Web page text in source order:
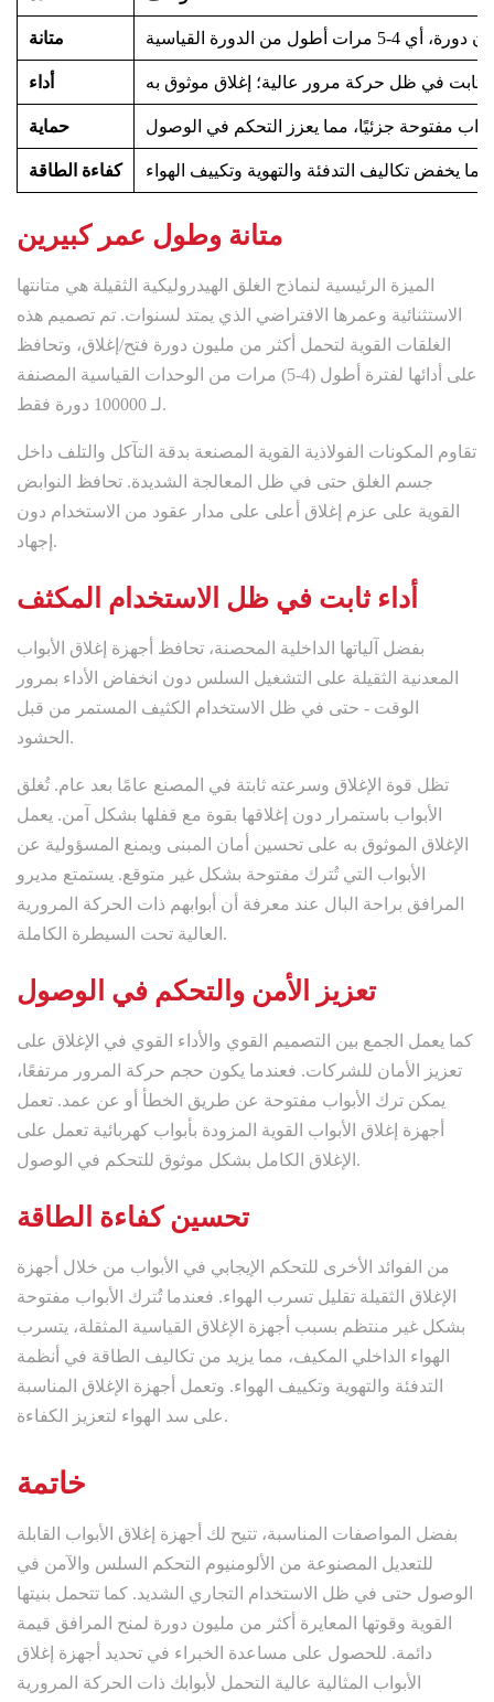
متانة
أداء
حماية
كفاءة الطاقة
متانة وطول عمر كبيرين
الميزة الرئيسية لنماذج الغلق الهيدروليكية الثقيلة هي متانتها
الاستثنائية وعمرها الافتراضي الذي يمتد لسنوات. تم تصميم هذه
الغلقات القوية لتحمل أكثر من مليون دورة فتح/إغلاق، وتحافظ
على أدائها لفترة أطول (4-5) مرات من الوحدات القياسية المصنفة
لـ 100000 دورة فقط.
تقاوم المكونات الفولاذية القوية المصنعة بدقة التآكل والتلف داخل
جسم الغلق حتى في ظل المعالجة الشديدة. تحافظ النوابض
القوية على عزم إغلاق أعلى على مدار عقود من الاستخدام دون
إجهاد.
أداء ثابت في ظل الاستخدام المكثف
بفضل آلياتها الداخلية المحصنة، تحافظ أجهزة إغلاق الأبواب
المعدنية الثقيلة على التشغيل السلس دون انخفاض الأداء بمرور
الوقت - حتى في ظل الاستخدام الكثيف المستمر من قبل
الحشود.
تظل قوة الإغلاق وسرعته ثابتة في المصنع عامًا بعد عام. تُغلق
الأبواب باستمرار دون إغلاقها بقوة مع قفلها بشكل آمن. يعمل
الإغلاق الموثوق به على تحسين أمان المبنى ويمنع المسؤولية عن
الأبواب التي تُترك مفتوحة بشكل غير متوقع. يستمتع مديرو
المرافق براحة البال عند معرفة أن أبوابهم ذات الحركة المرورية
العالية تحت السيطرة الكاملة.
تعزيز الأمن والتحكم في الوصول
كما يعمل الجمع بين التصميم القوي والأداء القوي في الإغلاق على
تعزيز الأمان للشركات. فعندما يكون حجم حركة المرور مرتفعًا،
يمكن ترك الأبواب مفتوحة عن طريق الخطأ أو عن عمد. تعمل
أجهزة إغلاق الأبواب القوية المزودة بأبواب كهربائية تعمل على
الإغلاق الكامل بشكل موثوق للتحكم في الوصول.
تحسين كفاءة الطاقة
من الفوائد الأخرى للتحكم الإيجابي في الأبواب من خلال أجهزة
الإغلاق الثقيلة تقليل تسرب الهواء. فعندما تُترك الأبواب مفتوحة
بشكل غير منتظم بسبب أجهزة الإغلاق القياسية المثقلة، يتسرب
الهواء الداخلي المكيف، مما يزيد من تكاليف الطاقة في أنظمة
التدفئة والتهوية وتكييف الهواء. وتعمل أجهزة الإغلاق المناسبة
على سد الهواء لتعزيز الكفاءة.
خاتمة
بفضل المواصفات المناسبة، تتيح لك أجهزة إغلاق الأبواب القابلة
للتعديل المصنوعة من الألومنيوم التحكم السلس والآمن في
الوصول حتى في ظل الاستخدام التجاري الشديد. كما تتحمل بنيتها
القوية وقوتها المعايرة أكثر من مليون دورة لمنح المرافق قيمة
دائمة. للحصول على مساعدة الخبراء في تحديد أجهزة إغلاق
الأبواب المثالية عالية التحمل لأبوابك ذات الحركة المرورية